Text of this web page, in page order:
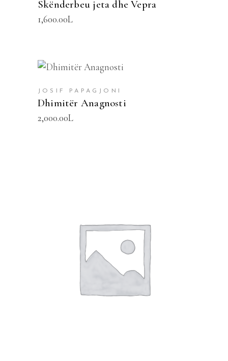
Skënderbeu jeta dhe Vepra
1,600.00L
SHTOJE NË SHPORTË
JOSIF PAPAGJONI
Dhimitër Anagnosti
2,000.00L
SHTOJE NË SHPORTË